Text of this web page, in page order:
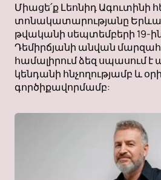
Միացե՛ք Լեոնիդ
տոնակատարությանը
թվականի սեպտեմբերի 19-
Դեմիրճյանի անվան
համալիրում ձեզ սպասում է
կենդանի հնչողությամբ և
գործիքավորմամբ: